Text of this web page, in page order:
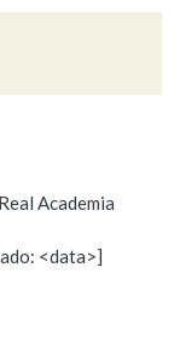
Academia
<data>]